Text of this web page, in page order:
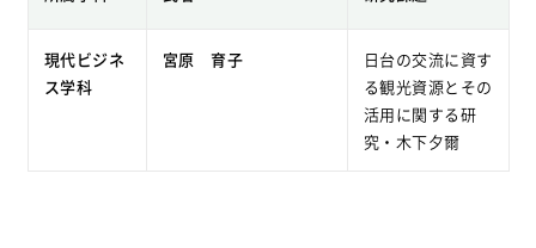
現代ビジネ
ス学科
宮原 育子
日台の交流に資す
る観光資源とその
活用に関する研
究・木下夕爾